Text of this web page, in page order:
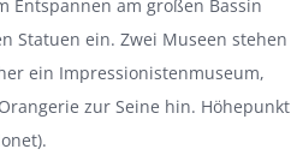
Entspannen am großen Bassin
Statuen ein. Zwei Museen stehen
ein Impressionistenmuseum,
zur Seine hin. Höhepunkt